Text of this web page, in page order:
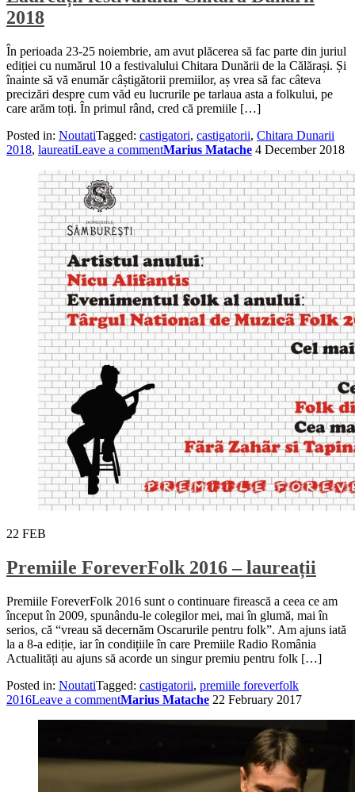
2018
În perioada 23-25 noiembrie, am avut plăcerea să fac parte din juriul
ediției cu numărul 10 a festivalului Chitara Dunării de la Călărași. Și
înainte să vă enumăr câștigătorii premiilor, aș vrea să fac câteva
precizări despre cum văd eu lucrurile pe tarlaua asta a folkului, pe
care arăm toți. În primul rând, cred că premiile […]
Posted in: NoutatiTagged: castigatori, castigatorii, Chitara Dunarii
2018, laureatiLeave a commentMarius Matache 4 December 2018
22 FEB
Premiile ForeverFolk 2016 – laureații
Premiile ForeverFolk 2016 sunt o continuare firească a ceea ce am
început în 2009, spunându-le colegilor mei, mai în glumă, mai în
serios, că “vreau să decernăm Oscarurile pentru folk”. Am ajuns iată
la a 8-a ediție, iar în condițiile în care Premiile Radio România
Actualități au ajuns să acorde un singur premiu pentru folk […]
Posted in: NoutatiTagged: castigatorii, premiile foreverfolk
2016Leave a commentMarius Matache 22 February 2017